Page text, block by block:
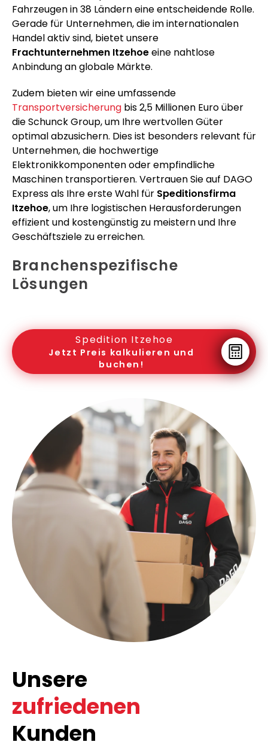
Fahrzeugen in 38 Ländern eine entscheidende Rolle.
Gerade für Unternehmen, die im internationalen
Handel aktiv sind, bietet unsere
Frachtunternehmen Itzehoeeine nahtlose
Anbindung an globale Märkte.
Zudem bieten wir eine umfassende
Transportversicherung bis 2,5 Millionen Euro über
die Schunck Group, um Ihre wertvollen Güter
optimal abzusichern. Dies ist besonders relevant für
Unternehmen, die hochwertige
Elektronikkomponenten oder empfindliche
Maschinen transportieren. Vertrauen Sie auf DAGO
Express als Ihre erste Wahl für Speditionsfirma
Itzehoe, um Ihre logistischen Herausforderungen
effizient und kostengünstig zu meistern und Ihre
Geschäftsziele zu erreichen.
Branchenspezifische
Lösungen
Spedition Itzehoe
Jetzt Preis kalkulieren und
buchen!
Unsere
zufriedenen
Kunden